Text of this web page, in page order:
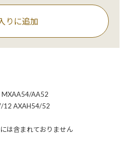
りに追加
MXAA54/AA52
12 AXAH54/52
は含まれておりません